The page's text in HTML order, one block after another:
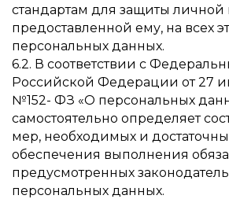
стандартам для защиты
предоставленной ему, на всех
персональных данных.
6.2. В соответствии с
Российской Федерации от 27
№152- ФЗ «О персональных
самостоятельно определяет
мер, необходимых и
обеспечения выполнения
предусмотренных
персональных данных.